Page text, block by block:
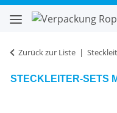
Zurück zur Liste
STECKLEITER-SETS